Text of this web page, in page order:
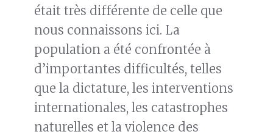
était très différente de celle que
nous connaissons ici. La
population a été confrontée à
d’importantes difficultés, telles
que la dictature, les interventions
internationales, les catastrophes
naturelles et la violence des